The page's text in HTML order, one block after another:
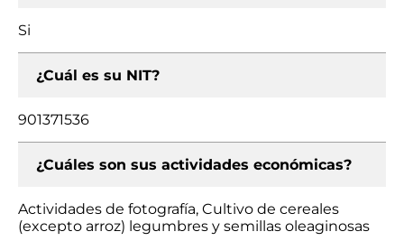
Si
¿Cuál es su NIT?
901371536
¿Cuáles son sus actividades económicas?
Actividades de fotografía, Cultivo de cereales
(excepto arroz) legumbres y semillas oleaginosas